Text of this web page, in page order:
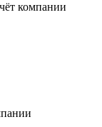
компании